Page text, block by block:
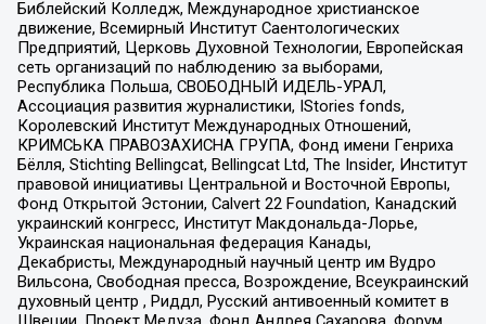
Библейский Колледж, Международное христианское
движение, Всемирный Институт Саентологических
Предприятий, Церковь Духовной Технологии, Европейская
сеть организаций по наблюдению за выборами,
Республика Польша, СВОБОДНЫЙ ИДЕЛЬ-УРАЛ,
Ассоциация развития журналистики, IStories fonds,
Королевский Институт Международных Отношений,
КРИМСЬКА ПРАВОЗАХИСНА ГРУПА, Фонд имени Генриха
Бёлля, Stichting Bellingcat, Bellingcat Ltd, The Insider, Институт
правовой инициативы Центральной и Восточной Европы,
Фонд Открытой Эстонии, Calvert 22 Foundation, Канадский
украинский конгресс, Институт Макдональда-Лорье,
Украинская национальная федерация Канады,
Декабристы, Международный научный центр им Вудро
Вильсона, Свободная пресса, Возрождение, Всеукраинский
духовный центр , Риддл, Русский антивоенный комитет в